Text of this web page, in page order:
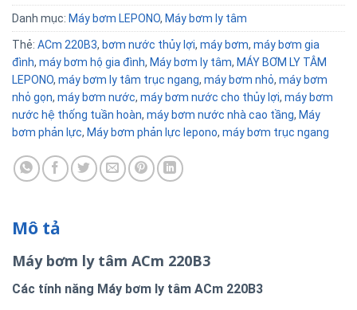
Danh mục: Máy bơm LEPONO, Máy bơm ly tâm
Thẻ: ACm 220B3, bơm nước thủy lợi, máy bơm, máy bơm gia
đình, máy bơm hộ gia đình, Máy bơm ly tâm, MÁY BƠM LY TÂM
LEPONO, máy bơm ly tâm trục ngang, máy bơm nhỏ, máy bơm
nhỏ gọn, máy bơm nước, máy bơm nước cho thủy lợi, máy bơm
nước hệ thống tuần hoàn, máy bơm nước nhà cao tầng, Máy
bơm phản lực, Máy bơm phản lực lepono, máy bơm trục ngang
Mô tả
Máy bơm ly tâm ACm 220B3
Các tính năng Máy bơm ly tâm ACm 220B3